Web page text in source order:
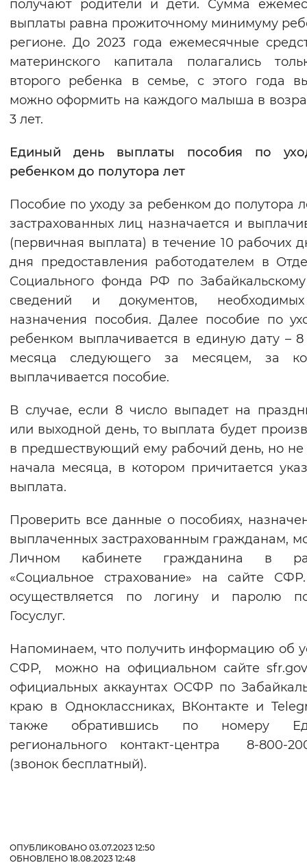
получают родители и дети. Сумма
выплаты равна прожиточному минимуму
регионе. До 2023 года ежемесячные
материнского капитала полагались
второго ребенка в семье, с этого года
можно оформить на каждого малыша в
3 лет.
Единый день выплаты пособия по
ребенком до полутора лет
Пособие по уходу за ребенком до полутора
застрахованных лиц назначается и
(первичная выплата) в течение 10 рабочих
дня предоставления работодателем в
Социального фонда РФ по
сведений и документов,
назначения пособия. Далее пособие по
ребенком выплачивается в единую дату – 8
месяца следующего за месяцем, за
выплачивается пособие.
В случае, если 8 число выпадет на
или выходной день, то выплата будет
в предшествующий ему рабочий день, но не
начала месяца, в котором причитается
выплата.
Проверить все данные о пособиях,
выплаченных застрахованным гражданам,
Личном кабинете гражданина в
«Социальное страхование» на сайте
осуществляется по логину и паролю
Госуслуг.
Напоминаем, что получить информацию об
СФР, можно на официальном сайте
официальных аккаунтах ОСФР по
краю в Одноклассниках, ВКонтакте и
также обратившись по номеру
регионального контакт-центра 8-800-
(звонок бесплатный).
ОПУБЛИКОВАНО 03.07.2023 12:50
ОБНОВЛЕНО 18.08.2023 12:48